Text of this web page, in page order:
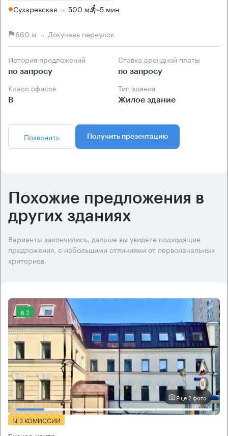
Сухаревская → 500 м ~5 мин
660 м → Докучаев переулок
История предложений
по запросу
Ставка арендной платы
по запросу
Класс офисов
B
Тип здания
Жилое здание
Позвонить Получить презентацию
Похожие предложения в
других зданиях
Варианты закончились, дальше вы увидете подходящие
предложения, с небольшими отличиями от первоначальных
критериев.
8.2
Еще 2 фото
БЕЗ КОМИССИИ